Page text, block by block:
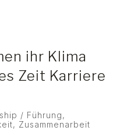
ihr Klima
Zeit Karriere
/ Führung,
, Zusammenarbeit